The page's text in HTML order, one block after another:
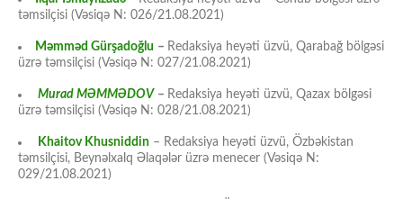
təmsilçisi (Vəsiqə N: 026/21.08.2021)
Məmməd Gürşadoğlu – Redaksiya heyəti üzvü, Qarabağ bölgəsi
üzrə təmsilçisi (Vəsiqə N: 027/21.08.2021)
Murad MƏMMƏDOV – Redaksiya heyəti üzvü, Qazax bölgəsi
üzrə təmsilçisi (Vəsiqə N: 028/21.08.2021)
Khaitov Khusniddin – Redaksiya heyəti üzvü, Özbəkistan
təmsilçisi, Beynəlxalq Əlaqələr üzrə menecer (Vəsiqə N:
029/21.08.2021)